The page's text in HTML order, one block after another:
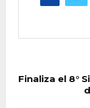
Finaliza el 8°